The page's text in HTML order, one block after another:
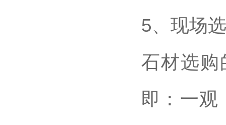
5、现场
石材选购
即：一观